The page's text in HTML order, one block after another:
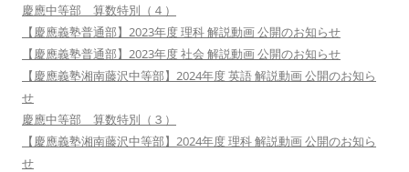
慶應中等部 算数特別（４）
【慶應義塾普通部】2023年度 理科 解説動画 公開のお知らせ
【慶應義塾普通部】2023年度 社会 解説動画 公開のお知らせ
【慶應義塾湘南藤沢中等部】2024年度 英語 解説動画 公開のお知ら
せ
慶應中等部 算数特別（３）
【慶應義塾湘南藤沢中等部】2024年度 理科 解説動画 公開のお知ら
せ